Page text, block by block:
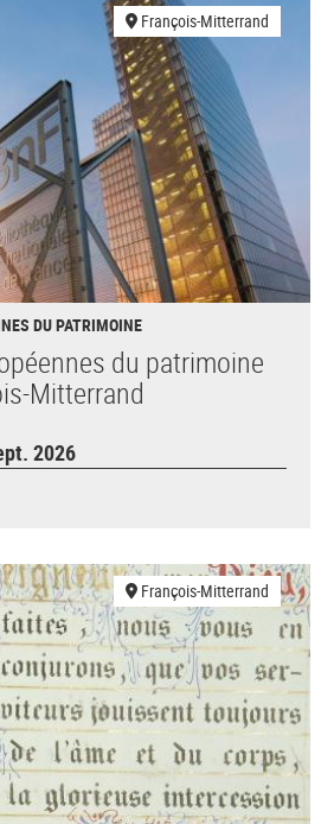
François-Mitterrand
DU PATRIMOINE
du patrimoine
Mitterrand
2026
François-Mitterrand